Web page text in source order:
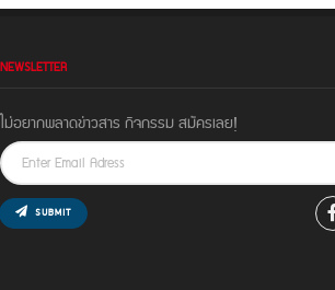
NEWSLETTER
ไม่อยากพลาดข่าวสาร กิจกรรม สมัครเลย!
SUBMIT